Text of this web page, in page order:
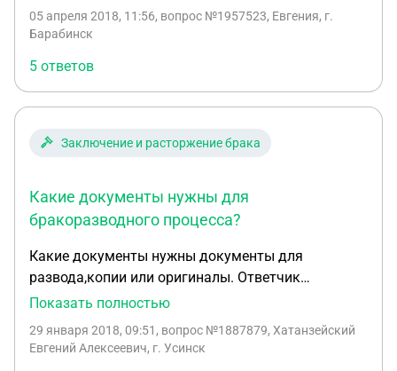
агрессивно и я понятия не имею чем вся эта
таки подать в суд на расторжение брака???
05 апреля 2018, 11:56, вопрос №1957523, Евгения, г.
Барабинск
5 ответов
Заключение и расторжение брака
Какие документы нужны для
бракоразводного процесса?
Какие документы нужны документы для
развода,копии или оригиналы. Ответчик
находится в другом районе. Как правильно
чтобы рассмотрение дела прошло без меня.
Показать полностью
29 января 2018, 09:51 , вопрос №1887879, Хатанзейский
Евгений Алексеевич, г. Усинск